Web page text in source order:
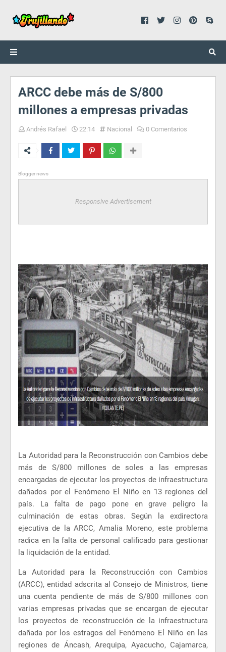
ARCC debe más de S/800
millones a empresas privadas
Andrés Rafael 22:14 Nacional 0 Comentarios
Blogger news
Responsive Advertisement
La Autoridad para la Reconstrucción con Cambios debe
más de S/800 millones de soles a las empresas
encargadas de ejecutar los proyectos de infraestructura
dañados por el Fenómeno El Niño en 13 regiones del
país. La falta de pago pone en grave peligro la
culminación de estas obras. Según la exdirectora
ejecutiva de la ARCC, Amalia Moreno, este problema
radica en la falta de personal calificado para gestionar
la liquidación de la entidad.
La Autoridad para la Reconstrucción con Cambios
(ARCC), entidad adscrita al Consejo de Ministros, tiene
una cuenta pendiente de más de S/800 millones con
varias empresas privadas que se encargan de ejecutar
los proyectos de reconstrucción de la infraestructura
dañada por los estragos del Fenómeno El Niño en las
regiones de Áncash, Arequipa, Ayacucho, Cajamarca,